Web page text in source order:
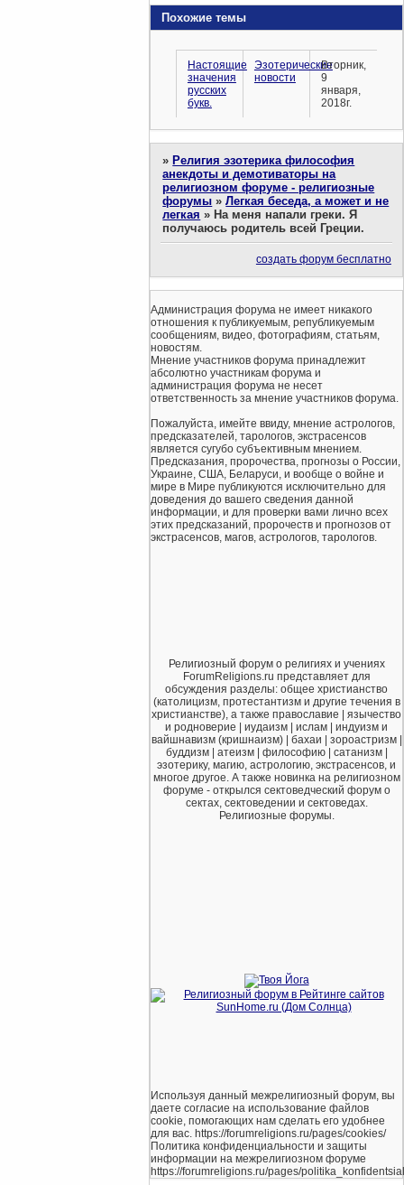
Похожие темы
Настоящие
значения
русских
букв.
Эзотерические
новости
Вторник,
9
января,
2018г.
» Религия эзотерика философия
анекдоты и демотиваторы на
религиозном форуме - религиозные
форумы »Легкая беседа, а может и не
легкая » На меня напали греки. Я
получаюсь родитель всей Греции.
создать форум бесплатно
Администрация форума не имеет никакого
отношения к публикуемым, републикуемым
сообщениям, видео, фотографиям, статьям,
новостям.
Мнение участников форума принадлежит
абсолютно участникам форума и
администрация форума не несет
ответственность за мнение участников форума.
Пожалуйста, имейте ввиду, мнение астрологов,
предсказателей, тарологов, экстрасенсов
является сугубо субъективным мнением.
Предсказания, пророчества, прогнозы о России,
Украине, США, Беларуси, и вообще о войне и
мире в Мире публикуются исключительно для
доведения до вашего сведения данной
информации, и для проверки вами лично всех
этих предсказаний, пророчеств и прогнозов от
экстрасенсов, магов, астрологов, тарологов.
Религиозный форум о религиях и учениях
ForumReligions.ru представляет для
обсуждения разделы: общее христианство
(католицизм, протестантизм и другие течения в
христианстве), а также православие | язычество
и родноверие | иудаизм | ислам | индуизм и
вайшнавизм (кришнаизм) | бахаи | зороастризм |
буддизм | атеизм | философию | сатанизм |
эзотерику, магию, астрологию, экстрасенсов, и
многое другое. А также новинка на религиозном
форуме - открылся сектоведческий форум о
сектах, сектоведении и сектоведах.
Религиозные форумы.
Используя данный межрелигиозный форум, вы
даете согласие на использование файлов
cookie, помогающих нам сделать его удобнее
для вас. https://forumreligions.ru/pages/cookies/
Политика конфиденциальности и защиты
информации на межрелигиозном форуме
https://forumreligions.ru/pages/